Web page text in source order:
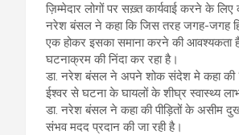
ज़िम्मेदार लोगों पर सख़्त कार्यवाई करने के
नरेश बंसल ने कहा कि जिस तरह जगह-जगह
एक होकर इसका समाना करने की आवश्यकता
घटनाक्रम की निंदा कर रहा है।
डा. नरेश बंसल ने अपने शोक संदेश मे कहा की
ईश्वर से घटना के घायलों के शीघ्र स्वास्थ्य
डा. नरेश बंसल ने कहा की पीड़ितों के असीम
संभव मदद प्रदान की जा रही है।